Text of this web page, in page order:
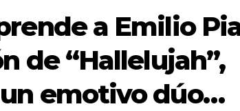
a Emilio
de “Hallelujah”,
emotivo dúo…